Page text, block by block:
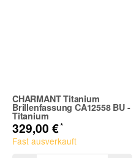
CHARMANT Titanium
Brillenfassung CA12558 BU -
Titanium
329,00 €*
Fast ausverkauft